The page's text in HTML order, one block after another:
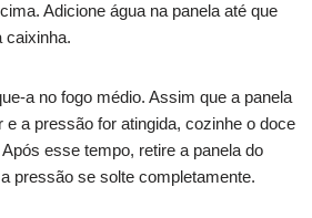
Adicione água na panela até que
caixinha.
a no fogo médio. Assim que a panela
a pressão for atingida, cozinhe o doce
esse tempo, retire a panela do
pressão se solte completamente.